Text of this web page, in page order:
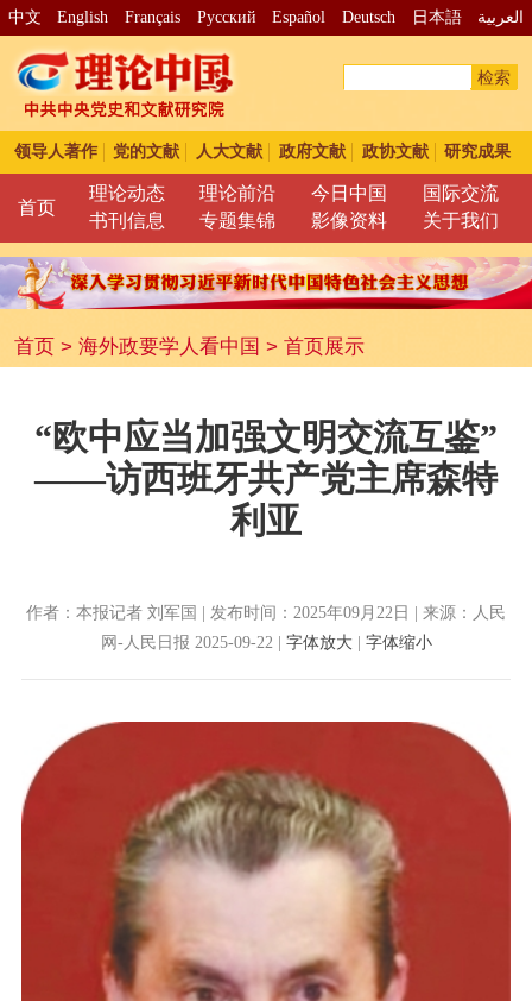
中文 English Français Pусский Español Deutsch 日本語 العربية
检索
领导人著作 党的文献 人大文献 政府文献 政协文献 研究成果
首页
理论动态 理论前沿 今日中国
国际交流
书刊信息
专题集锦 影像资料 关于我们
首页> 海外政要学人看中国 > 首页展示
“欧中应当加强文明交流互鉴”
——访西班牙共产党主席森特
利亚
作者：本报记者 刘军国 | 发布时间：2025年09月22日 | 来源：人民
网-人民日报 2025-09-22 | 字体放大| 字体缩小